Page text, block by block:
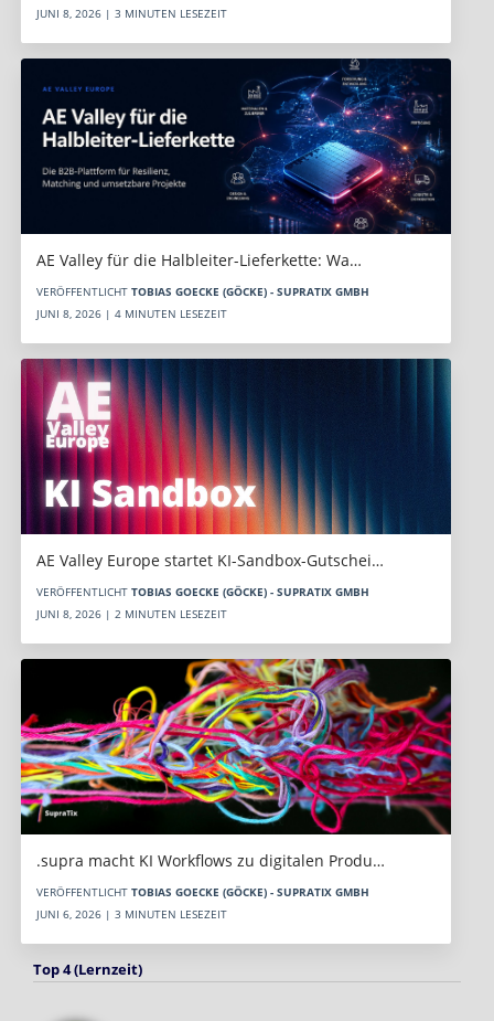
JUNI 8, 2026 | 3 MINUTEN LESEZEIT
AE Valley für die Halbleiter-Lieferkette: Wa…
VERÖFFENTLICHT TOBIAS GOECKE (GÖCKE) - SUPRATIX GMBH
JUNI 8, 2026 | 4 MINUTEN LESEZEIT
AE Valley Europe startet KI-Sandbox-Gutschei…
VERÖFFENTLICHT TOBIAS GOECKE (GÖCKE) - SUPRATIX GMBH
JUNI 8, 2026 | 2 MINUTEN LESEZEIT
.supra macht KI Workflows zu digitalen Produ…
VERÖFFENTLICHT TOBIAS GOECKE (GÖCKE) - SUPRATIX GMBH
JUNI 6, 2026 | 3 MINUTEN LESEZEIT
Top 4 (Lernzeit)